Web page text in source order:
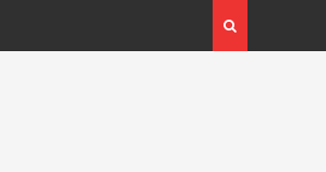
Brâncuși de la Timișoara a atras peste
de vizitatori